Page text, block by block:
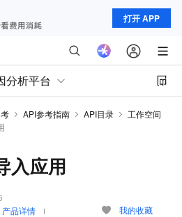
打开 APP
分析平台
API参考指南 API目录
工作空间
入应用
产品详情 我的收藏